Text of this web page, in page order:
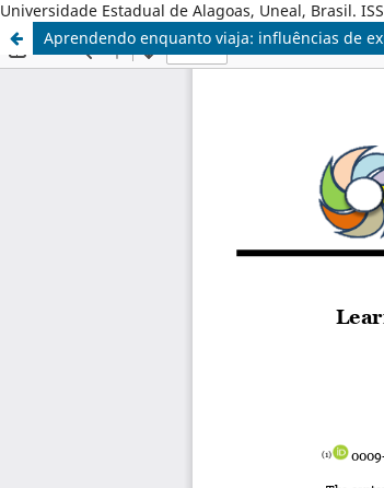
Universidade Estadual de Alagoas, Uneal, Brasil.
Aprendendo enquanto viaja: influências de